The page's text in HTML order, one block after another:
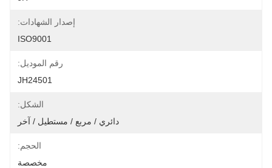
إصدار الشهادات:
ISO9001
رقم الموديل:
JH24501
الشكل:
دائري / مربع / مستطيل / آخر
الحجم:
مخصصة